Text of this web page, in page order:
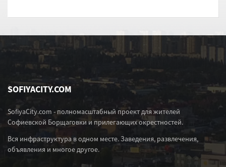
SOFIYACITY.COM
SofiyaCity.com - полномасштабный проект для жителей
Софиевской Борщаговки и прилегающих окрестностей.
Вся инфраструктура в одном месте. Заведения, развлечения,
объявления и многое другое.